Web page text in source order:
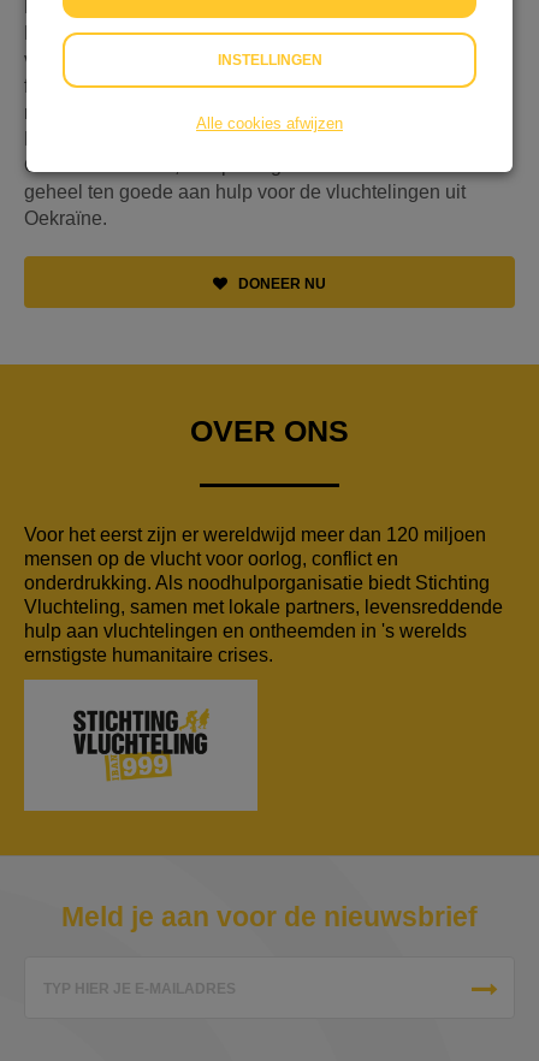
Hannah Herrlitz (11 jaar), op zondag 10 april 2022 in De
Rank in Nieuwegein een benefiet fluitconcert voor de
vluchtelingen van de oorlog in Oekraïne. Samen met mijn
fluitdocente en fluitiste Berdien Stenberg deel ik graag
met het publiek dat wat ik het allerliefste doe: fluit spelen.
Hiermee wil ik me inzetten voor de vluchtelingen uit
Oekraïne. Immers, de opbrengst van het concert komt
geheel ten goede aan hulp voor de vluchtelingen uit
Oekraïne.
DONEER NU
OVER ONS
Voor het eerst zijn er wereldwijd meer dan 120 miljoen
mensen op de vlucht voor oorlog, conflict en
onderdrukking. Als noodhulporganisatie biedt Stichting
Vluchteling, samen met lokale partners, levensreddende
hulp aan vluchtelingen en ontheemden in 's werelds
ernstigste humanitaire crises.
Meld je aan voor de nieuwsbrief
TYP HIER JE E-MAILADRES
INSTELLINGEN
Alle cookies afwijzen